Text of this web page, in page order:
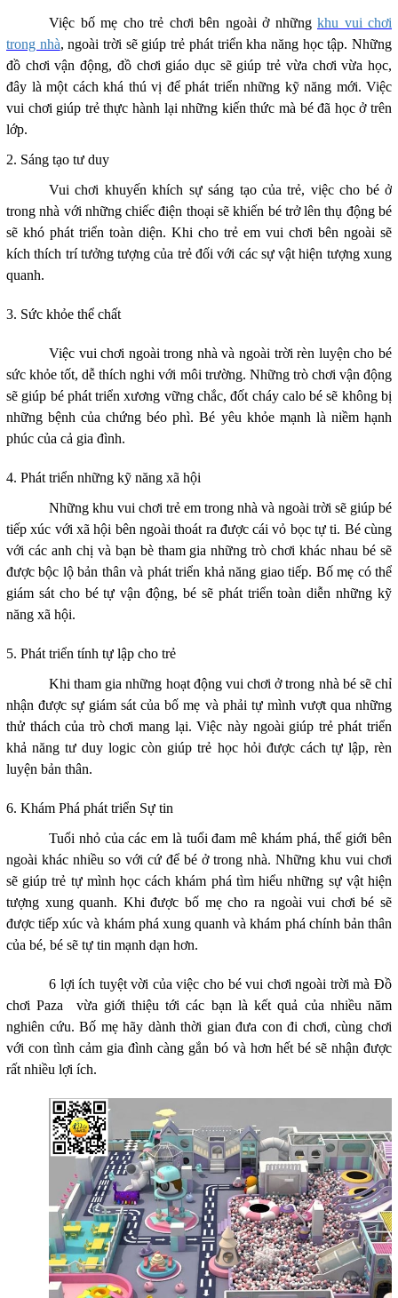
Việc bố mẹ cho trẻ chơi bên ngoài ở những khu vui chơi
trong nhà, ngoài trời sẽ giúp trẻ phát triển kha năng học tập. Những
đồ chơi vận động, đồ chơi giáo dục sẽ giúp trẻ vừa chơi vừa học,
đây là một cách khá thú vị để phát triển những kỹ năng mới. Việc
vui chơi giúp trẻ thực hành lại những kiến thức mà bé đã học ở trên
lớp.
2. Sáng tạo tư duy
Vui chơi khuyến khích sự sáng tạo của trẻ, việc cho bé ở
trong nhà với những chiếc điện thoại sẽ khiến bé trở lên thụ động bé
sẽ khó phát triển toàn diện. Khi cho trẻ em vui chơi bên ngoài sẽ
kích thích trí tưởng tượng của trẻ đối với các sự vật hiện tượng xung
quanh.
3. Sức khỏe thể chất
Việc vui chơi ngoài trong nhà và ngoài trời rèn luyện cho bé
sức khỏe tốt, dễ thích nghi với môi trường. Những trò chơi vận động
sẽ giúp bé phát triển xương vững chắc, đốt cháy calo bé sẽ không bị
những bệnh của chứng béo phì. Bé yêu khỏe mạnh là niềm hạnh
phúc của cả gia đình.
4. Phát triển những kỹ năng xã hội
Những khu vui chơi trẻ em trong nhà và ngoài trời sẽ giúp bé
tiếp xúc với xã hội bên ngoài thoát ra được cái vỏ bọc tự ti. Bé cùng
với các anh chị và bạn bè tham gia những trò chơi khác nhau bé sẽ
được bộc lộ bản thân và phát triển khả năng giao tiếp. Bố mẹ có thể
giám sát cho bé tự vận động, bé sẽ phát triển toàn diễn những kỹ
năng xã hội.
5. Phát triển tính tự lập cho trẻ
Khi tham gia những hoạt động vui chơi ở trong nhà bé sẽ chỉ
nhận được sự giám sát của bố mẹ và phải tự mình vượt qua những
thử thách của trò chơi mang lại. Việc này ngoài giúp trẻ phát triển
khả năng tư duy logic còn giúp trẻ học hỏi được cách tự lập, rèn
luyện bản thân.
6. Khám Phá phát triển Sự tin
Tuổi nhỏ của các em là tuổi đam mê khám phá, thế giới bên
ngoài khác nhiều so với cứ để bé ở trong nhà. Những khu vui chơi
sẽ giúp trẻ tự mình học cách khám phá tìm hiểu những sự vật hiện
tượng xung quanh. Khi được bố mẹ cho ra ngoài vui chơi bé sẽ
được tiếp xúc và khám phá xung quanh và khám phá chính bản thân
của bé, bé sẽ tự tin mạnh dạn hơn.
6 lợi ích tuyệt vời của việc cho bé vui chơi ngoài trời mà Đồ
chơi Paza vừa giới thiệu tới các bạn là kết quả của nhiều năm
nghiên cứu. Bố mẹ hãy dành thời gian đưa con đi chơi, cùng chơi
với con tình cảm gia đình càng gắn bó và hơn hết bé sẽ nhận được
rất nhiều lợi ích.